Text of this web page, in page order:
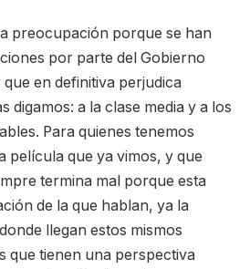
preocupación porque se han
por parte del Gobierno
en definitiva perjudica
digamos: a la clase media y a los
Para quienes tenemos
película que ya vimos, y que
termina mal porque esta
de la que hablan, ya la
llegan estos mismos
que tienen una perspectiva